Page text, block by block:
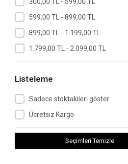
599,00 TL - 899,00 TL
899,00 TL - 1.199,00 TL
1.799,00 TL - 2.099,00 TL
Listeleme
Sadece stoktakileri göster
Ücretsiz Kargo
Seçimleri Temizle